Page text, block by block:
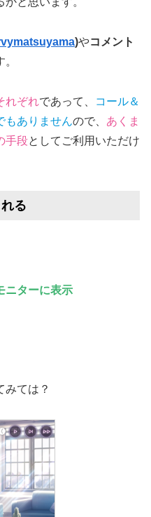
)やコメント
れぞれであって、
コール＆
もありませんので、 あくま
手段としてご利用いただけ
る
ニターに表示
みては？